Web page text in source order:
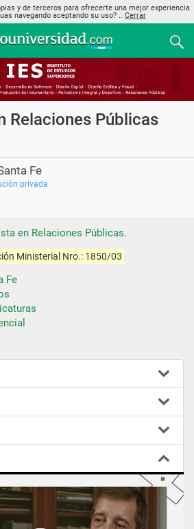
y de terceros para ofrecerte una mejor experiencia
navegando aceptando su uso? .. Cerrar
Relaciones Públicas
Fe
privada
en Relaciones Públicas.
Ministerial Nro.: 1850/03
Fe